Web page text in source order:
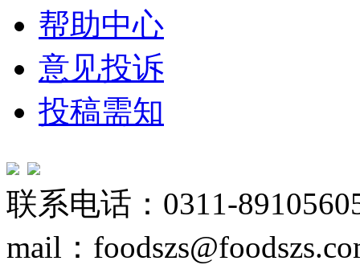
帮助中心
意见投诉
投稿需知
联系电话：0311-
mail：